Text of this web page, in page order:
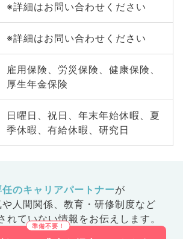
※詳細はお問い合わせください
※詳細はお問い合わせください
雇用保険、労災保険、健康保険、
厚生年金保険
日曜日、祝日、年末年始休暇、夏
季休暇、有給休暇、研究日
任のキャリアパートナーが
人間関係、 教育・研修制度など
れていない情報をお伝えします。